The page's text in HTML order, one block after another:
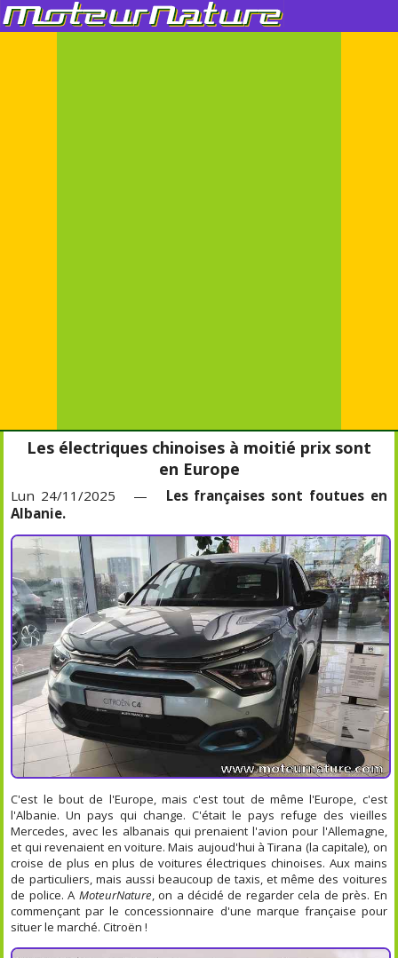
Les électriques chinoises à moitié prix sont
en Europe
Lun 24/11/2025 — Les françaises sont foutues en
Albanie.
C'est le bout de l'Europe, mais c'est tout de même l'Europe, c'est
l'Albanie. Un pays qui change. C'était le pays refuge des vieilles
Mercedes, avec les albanais qui prenaient l'avion pour l'Allemagne,
et qui revenaient en voiture. Mais aujoud'hui à Tirana (la capitale), on
croise de plus en plus de voitures électriques chinoises. Aux mains
de particuliers, mais aussi beaucoup de taxis, et même des voitures
de police. A MoteurNature, on a décidé de regarder cela de près. En
commençant par le concessionnaire d'une marque française pour
situer le marché. Citroën !